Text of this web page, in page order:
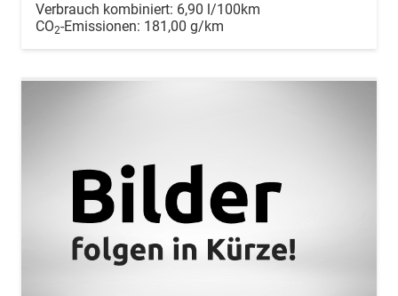
Verbrauch kombiniert: 6,90 l/100km
CO2-Emissionen: 181,00 g/km